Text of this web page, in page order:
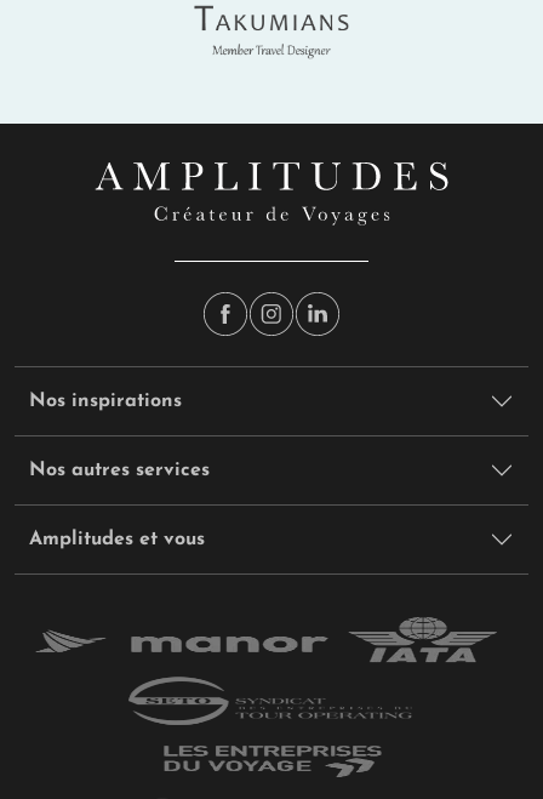
Takumians
Nos inspirations
Nos autres services
Amplitudes et vous